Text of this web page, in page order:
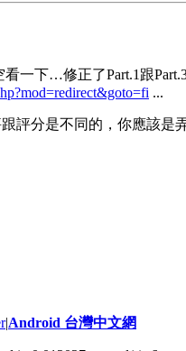
看一下…修正了Part.1跟
...
評分是不同的，你應該是
|Android 台灣中文網